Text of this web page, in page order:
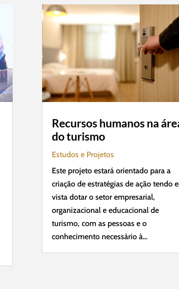
Recursos humanos na
do turismo
Estudos e Projetos
Este projeto estará orientado para a
criação de estratégias de ação tendo
vista dotar o setor empresarial,
organizacional e educacional de
turismo, com as pessoas e o
conhecimento necessário à...